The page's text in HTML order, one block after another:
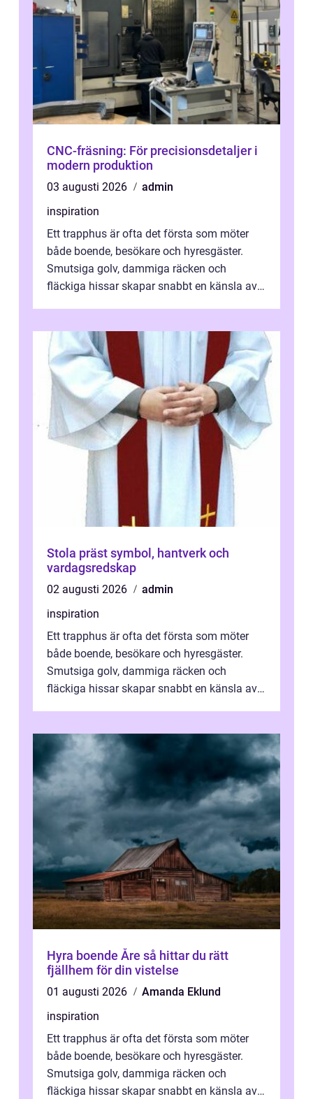
CNC-fräsning: För precisionsdetaljer i
modern produktion
03 augusti 2026
admin
inspiration
Ett trapphus är ofta det första som möter
både boende, besökare och hyresgäster.
Smutsiga golv, dammiga räcken och
fläckiga hissar skapar snabbt en känsla av
Stola präst symbol, hantverk och
vardagsredskap
02 augusti 2026
admin
inspiration
Ett trapphus är ofta det första som möter
både boende, besökare och hyresgäster.
Smutsiga golv, dammiga räcken och
fläckiga hissar skapar snabbt en känsla av
Hyra boende Åre så hittar du rätt
fjällhem för din vistelse
01 augusti 2026
Amanda Eklund
inspiration
Ett trapphus är ofta det första som möter
både boende, besökare och hyresgäster.
Smutsiga golv, dammiga räcken och
fläckiga hissar skapar snabbt en känsla av